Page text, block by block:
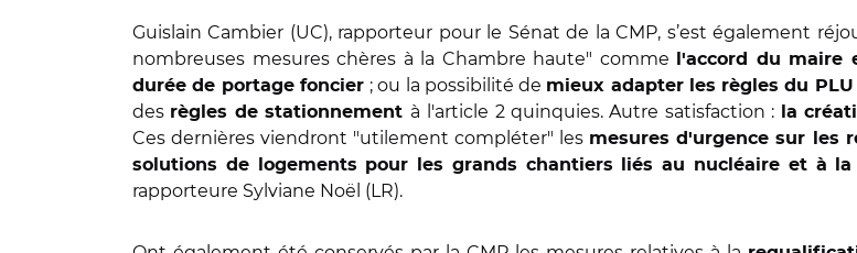
Guislain Cambier (UC), rapporteur pour le Sénat de la CMP, s’est également
nombreuses mesures chères à la Chambre haute" comme
l'accord du maire
durée de portage foncier ; ou la possibilité de mieux adapter les règles du
des règles de stationnement à l'article 2 quinquies. Autre satisfaction : la
Ces dernières viendront "utilement compléter" les mesures d'urgence sur les
solutions de logements pour les grands chantiers liés au nucléaire et à
rapporteure Sylviane Noël (LR).